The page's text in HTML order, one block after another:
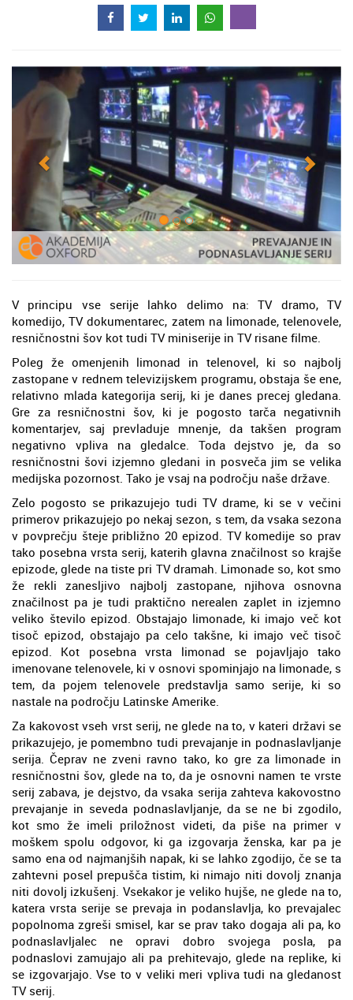
V principu vse serije lahko delimo na: TV dramo, TV
komedijo, TV dokumentarec, zatem na limonade, telenovele,
resničnostni šov kot tudi TV miniserije in TV risane filme.
Poleg že omenjenih limonad in telenovel, ki so najbolj
zastopane v rednem televizijskem programu, obstaja še ene,
relativno mlada kategorija serij, ki je danes precej gledana.
Gre za resničnostni šov, ki je pogosto tarča negativnih
komentarjev, saj prevladuje mnenje, da takšen program
negativno vpliva na gledalce. Toda dejstvo je, da so
resničnostni šovi izjemno gledani in posveča jim se velika
medijska pozornost. Tako je vsaj na področju naše države.
Zelo pogosto se prikazujejo tudi TV drame, ki se v večini
primerov prikazujejo po nekaj sezon, s tem, da vsaka sezona
v povprečju šteje približno 20 epizod. TV komedije so prav
tako posebna vrsta serij, katerih glavna značilnost so krajše
epizode, glede na tiste pri TV dramah. Limonade so, kot smo
že rekli zanesljivo najbolj zastopane, njihova osnovna
značilnost pa je tudi praktično nerealen zaplet in izjemno
veliko število epizod. Obstajajo limonade, ki imajo več kot
tisoč epizod, obstajajo pa celo takšne, ki imajo več tisoč
epizod. Kot posebna vrsta limonad se pojavljajo tako
imenovane telenovele, ki v osnovi spominjajo na limonade, s
tem, da pojem telenovele predstavlja samo serije, ki so
nastale na področju Latinske Amerike.
Za kakovost vseh vrst serij, ne glede na to, v kateri državi se
prikazujejo, je pomembno tudi prevajanje in podnaslavljanje
serija. Čeprav ne zveni ravno tako, ko gre za limonade in
resničnostni šov, glede na to, da je osnovni namen te vrste
serij zabava, je dejstvo, da vsaka serija zahteva kakovostno
prevajanje in seveda podnaslavljanje, da se ne bi zgodilo,
kot smo že imeli priložnost videti, da piše na primer v
moškem spolu odgovor, ki ga izgovarja ženska, kar pa je
samo ena od najmanjših napak, ki se lahko zgodijo, če se ta
zahtevni posel prepušča tistim, ki nimajo niti dovolj znanja
niti dovolj izkušenj. Vsekakor je veliko hujše, ne glede na to,
katera vrsta serije se prevaja in podanslavlja, ko prevajalec
popolnoma zgreši smisel, kar se prav tako dogaja ali pa, ko
podnaslavljalec ne opravi dobro svojega posla, pa
podnaslovi zamujajo ali pa prehitevajo, glede na replike, ki
se izgovarjajo. Vse to v veliki meri vpliva tudi na gledanost
TV serij.